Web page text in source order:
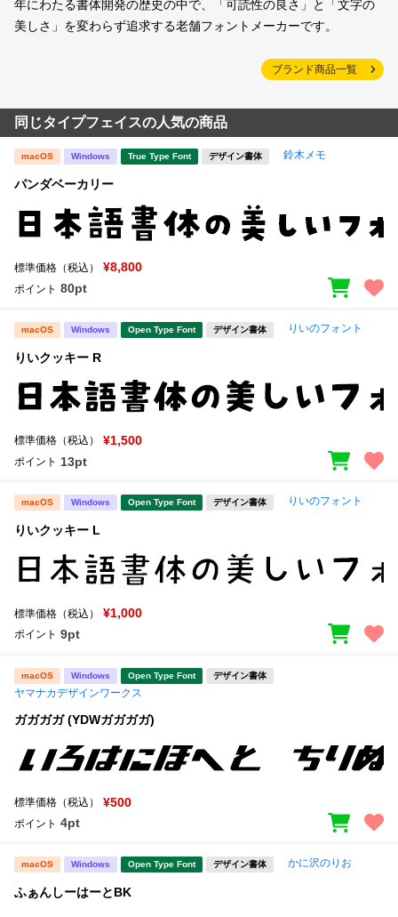
年にわたる書体開発の歴史の中で、「可読性の良さ」と「文字の
美しさ」を変わらず追求する老舗フォントメーカーです。
ブランド商品一覧
同じタイプフェイスの人気の商品
macOS Windows True Type Font デザイン書体 鈴木メモ
パンダベーカリー
標準価格（税込） ¥8,800
ポイント 80pt
macOS Windows Open Type Font デザイン書体 りいのフォント
りいクッキー R
標準価格（税込） ¥1,500
ポイント 13pt
macOS Windows Open Type Font デザイン書体 りいのフォント
りいクッキー L
標準価格（税込） ¥1,000
ポイント 9pt
macOS Windows Open Type Font デザイン書体
ヤマナカデザインワークス
ガガガガ (YDWガガガガ)
標準価格（税込） ¥500
ポイント 4pt
macOS Windows Open Type Font デザイン書体 かに沢のりお
ふぁんしーはーとBK